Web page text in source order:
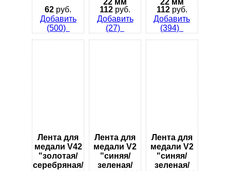
62 руб.
Добавить
(500)
112 руб.
Добавить
(27)
112руб.
Добавить
(394)
Лента для
медали V42
"золотая/
серебряная/
Лента для
медали V2
"синяя/
зеленая/
Лента для
медали V2
"синяя/
зеленая/